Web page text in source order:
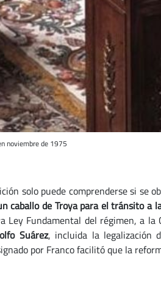
noviembre de 1975
solo puede comprenderse si
de Troya para el tránsito a
Ley Fundamental del régimen, a la
Suárez, incluida la legalización
por Franco facilitó que la